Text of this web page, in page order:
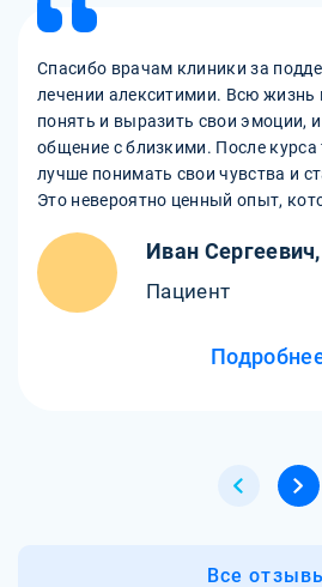
Спасибо врачам клиники за
лечении алекситимии. Всю
понять и выразить свои эмоции,
общение с близкими. После курса
лучше понимать свои чувства и
Это невероятно ценный опыт,
всех специалистов!
Иван
Пациент
Все